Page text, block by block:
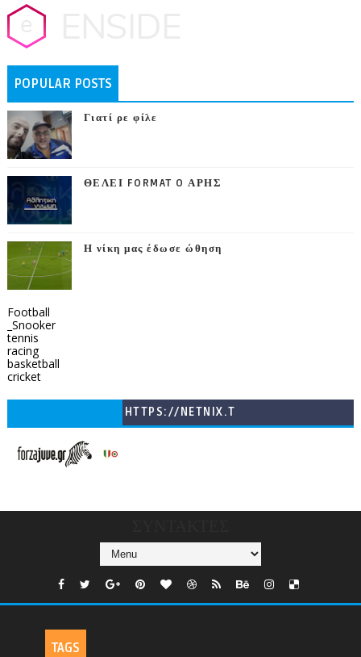
POPULAR POSTS
Γιατί ρε φίλε
ΘΕΛΕΙ FORMAT O ΑΡΗΣ
Η νίκη μας έδωσε ώθηση
Football
_Snooker
tennis
racing
basketball
cricket
HTTPS://NETNIX.T
TAGS